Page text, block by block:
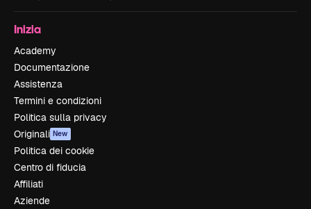
Inizia
Academy
Documentazione
Assistenza
Termini e condizioni
Politica sulla privacy
Originali New
Politica dei cookie
Centro di fiducia
Affiliati
Aziende